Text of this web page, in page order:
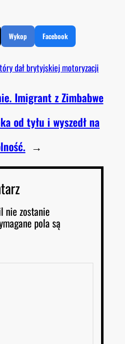
Wykop Facebook
dał brytyjskiej motoryzacji
Imigrant z Zimbabwe
od tyłu i wyszedł na
→
nie zostanie
pola są